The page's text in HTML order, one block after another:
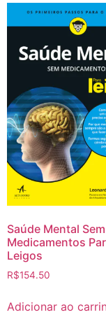
Saúde Mental Sem
Medicamentos
Leigos
R$154.50
Adicionar ao